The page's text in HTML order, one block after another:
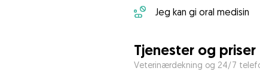
Jeg kan gi oral medisin
Tjenester og priser
Veterinærdekning og 24/7